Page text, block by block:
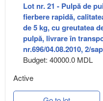
Lot nr. 21 - Pulpă de
fierbere rapidă,
de 5 kg, cu greutatea
pulpă, livrare în
nr.696/04.08.2010, 2/
Budget: 40000.0 MDL
Active